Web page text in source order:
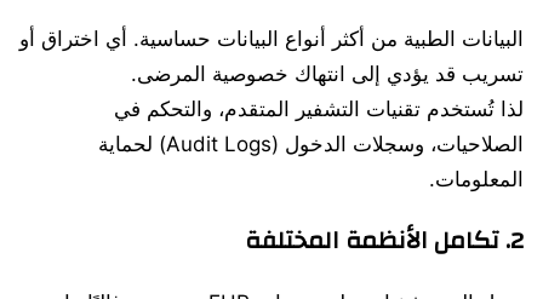
البيانات الطبية من أكثر أنواع البيانات حساسية. أي اختراق أو
تسريب قد يؤدي إلى انتهاك خصوصية المرضى.
لذا تُستخدم تقنيات التشفير المتقدم، والتحكم في
الصلاحيات، وسجلات الدخول (Audit Logs) لحماية
المعلومات.
2. تكامل الأنظمة المختلفة